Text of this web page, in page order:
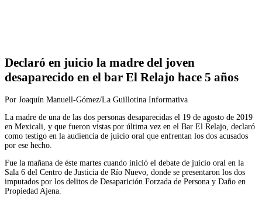
Declaró en juicio la madre del joven
desaparecido en el bar El Relajo hace 5 años
Por Joaquín Manuell-Gómez/La Guillotina Informativa
La madre de una de las dos personas desaparecidas el 19 de agosto de 2019
en Mexicali, y que fueron vistas por última vez en el Bar El Relajo, declaró
como testigo en la audiencia de juicio oral que enfrentan los dos acusados
por ese hecho.
Fue la mañana de éste martes cuando inició el debate de juicio oral en la
Sala 6 del Centro de Justicia de Río Nuevo, donde se presentaron los dos
imputados por los delitos de Desaparición Forzada de Persona y Daño en
Propiedad Ajena.